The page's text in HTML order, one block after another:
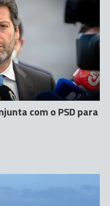
com o PSD para